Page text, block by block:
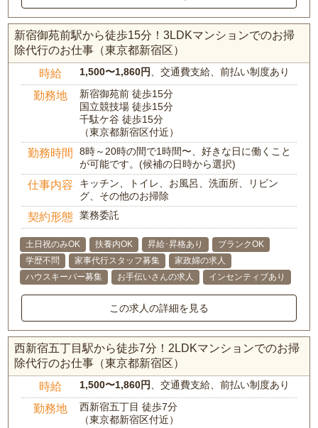
新宿御苑前駅から徒歩15分！3LDKマンションでのお掃
除代行のお仕事（東京都新宿区）
時給 1,500〜1,860円 、交通費支給、前払い制度あり
勤務地
新宿御苑前 徒歩15分
国立競技場 徒歩15分
千駄ケ谷 徒歩15分
（東京都新宿区付近）
勤務時間
8時～20時の間で1時間〜、好きな日に働くこと
が可能です。(候補の日時から選択)
仕事内容
キッチン、トイレ、お風呂、洗面所、リビン
グ、その他のお掃除
契約形態 業務委託
土日祝のみOK 扶養内OK 昇給･昇格あり
ブランクOK
学歴不問
家事代行スタッフ募集
家政婦の求人
ハウスキーパー募集
お手伝いさんの求人 インセンティブあり
この求人の詳細を見る
西新宿五丁目駅から徒歩7分！2LDKマンションでのお掃
除代行のお仕事（東京都新宿区）
時給 1,500〜1,860円 、交通費支給、前払い制度あり
勤務地
西新宿五丁目 徒歩7分
（東京都新宿区付近）